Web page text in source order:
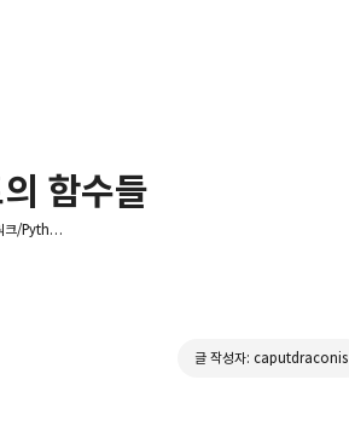
함수들
언어&프레임워크/Python
글 작성자: caputdraconis